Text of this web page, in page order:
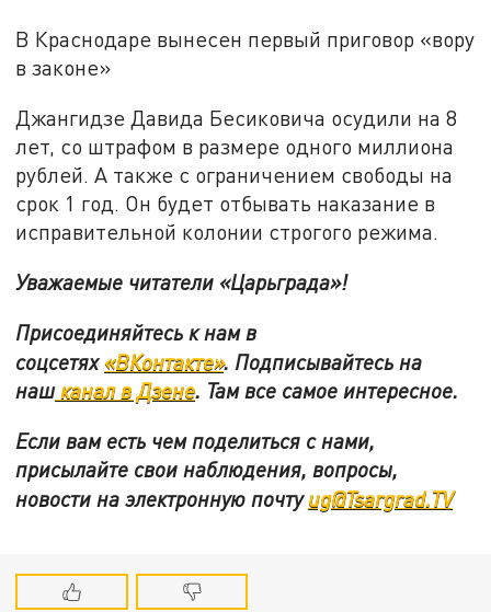
В Краснодаре вынесен первый приговор «вору
в законе»
Джангидзе Давида Бесиковича осудили на 8
лет, со штрафом в размере одного миллиона
рублей. А также с ограничением свободы на
срок 1 год. Он будет отбывать наказание в
исправительной колонии строгого режима.
Уважаемые читатели «Царьграда»!
Присоединяйтесь к нам в
соцсетях«ВКонтакте». Подписывайтесь на
нашканал в Дзене. Там все самое интересное.
Если вам есть чем поделиться с нами,
присылайте свои наблюдения, вопросы,
новости на электронную почтуug@Tsargrad.TV